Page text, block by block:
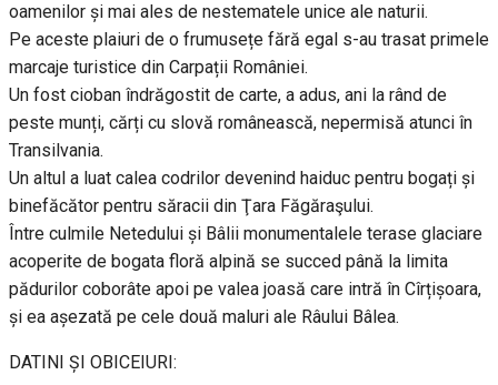
oamenilor și mai ales de nestematele unice ale naturii.
Pe aceste plaiuri de o frumusețe fără egal s-au trasat primele
marcaje turistice din Carpații României.
Un fost cioban îndrăgostit de carte, a adus, ani la rând de
peste munți, cărți cu slovă românească, nepermisă atunci în
Transilvania.
Un altul a luat calea codrilor devenind haiduc pentru bogați și
binefăcător pentru săracii din Ţara Făgăraşului.
Între culmile Netedului și Bâlii monumentalele terase glaciare
acoperite de bogata floră alpină se succed până la limita
pădurilor coborâte apoi pe valea joasă care intră în Cîrțișoara,
și ea așezată pe cele două maluri ale Râului Bâlea.
DATINI ȘI OBICEIURI: